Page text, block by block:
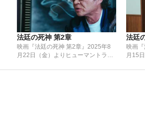
法廷の死神 第2章
映画『法廷の死神 第2章』2025年8
月22日（金）よりヒューマントラス
公開
法廷
映画
月15
公開